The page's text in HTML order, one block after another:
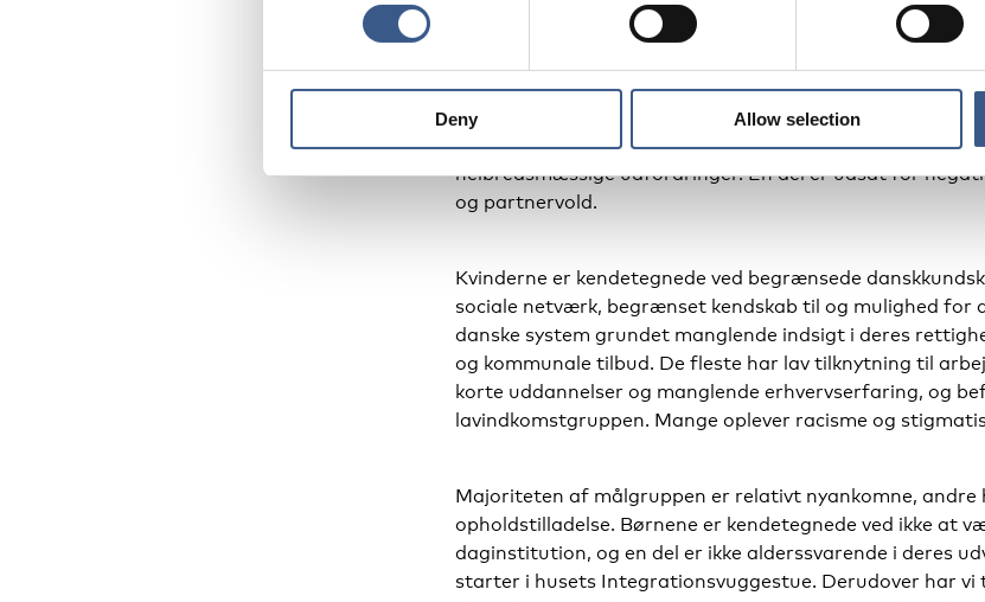
Deny Allow selection
Målgruppen er marginaliserede kvinder med etnisk
20-50 år og deres børn i alderen 0-3 år. Kvinderne
eksisterende kommunale indsatser, da de er
hjemmegående, er på barsel eller har sociale, psykiske
helbredsmæssige udfordringer. En del er udsat for
og partnervold.
Kvinderne er kendetegnede ved begrænsede
sociale netværk, begrænset kendskab til og mulighed for
danske system grundet manglende indsigt i deres
og kommunale tilbud. De fleste har lav tilknytning til
korte uddannelser og manglende erhvervserfaring, og
lavindkomstgruppen. Mange oplever racisme og
Majoriteten af målgruppen er relativt nyankomne, andre
opholdstilladelse. Børnene er kendetegnede ved ikke at
daginstitution, og en del er ikke alderssvarende i deres
starter i husets Integrationsvuggestue. Derudover har vi